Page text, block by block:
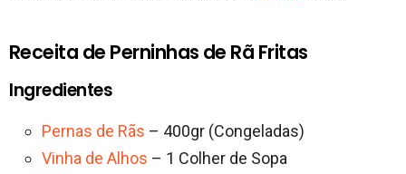
Receita de Perninhas de Rã Fritas
Ingredientes
Pernas de Rãs – 400gr (Congeladas)
Vinha de Alhos – 1 Colher de Sopa